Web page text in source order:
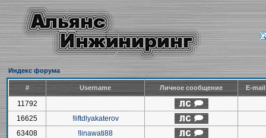
Индекс форума
# Username Личное сообщение E-
11792
16625
!liftdlyakaterov
63408
!linawati88